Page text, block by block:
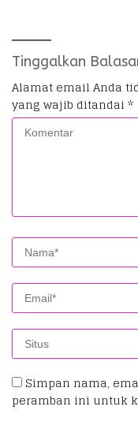
Tinggalkan
Alamat email Anda
yang wajib ditandai *
Simpan nama,
peramban ini untuk